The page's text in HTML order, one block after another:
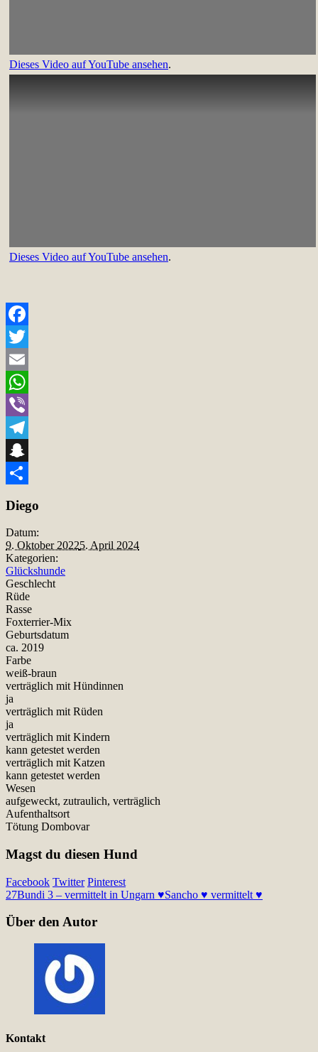
Dieses Video auf YouTube ansehen.
Dieses Video auf YouTube ansehen.
Facebook
Twitter
Email
WhatsApp
Viber
Telegram
Snapchat
Diego
Datum:
9. Oktober 20225. April 2024
Kategorien:
Glückshunde
Geschlecht
Rüde
Rasse
Foxterrier-Mix
Geburtsdatum
ca. 2019
Farbe
weiß-braun
verträglich mit Hündinnen
ja
verträglich mit Rüden
ja
verträglich mit Kindern
kann getestet werden
verträglich mit Katzen
kann getestet werden
Wesen
aufgeweckt, zutraulich, verträglich
Aufenthaltsort
Tötung Dombovar
Magst du diesen Hund
Facebook Twitter Pinterest
27Bundi 3 – vermittelt in Ungarn ♥Sancho ♥ vermittelt ♥
Über den Autor
Kontakt